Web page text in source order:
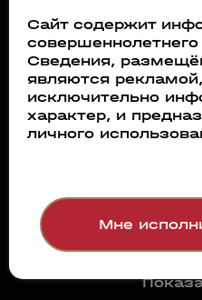
Словарь
терминов
Абсент
Сайт содержит
совершеннолетнего
Сведения,
являются
исключительно
характер, и
личного
Мне